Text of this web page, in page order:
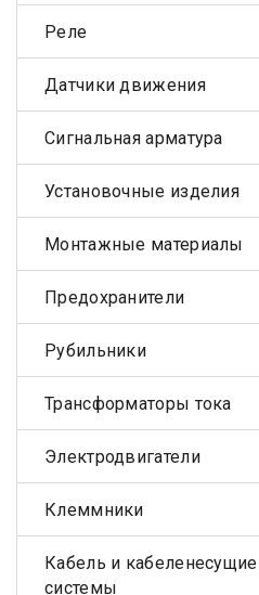
Реле
Датчики движения
Сигнальная арматура
Установочные изделия
Монтажные материалы
Предохранители
Рубильники
Трансформаторы тока
Электродвигатели
Клеммники
Кабель и кабеленесущие
системы